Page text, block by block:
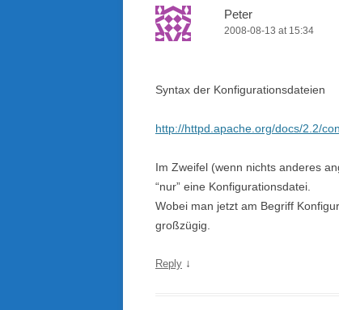
Peter
2008-08-13 at 15:34
Syntax der Konfigurationsdateien
http://httpd.apache.org/docs/2.2/
Im Zweifel (wenn nichts anderes
“nur” eine Konfigurationsdatei.
Wobei man jetzt am Begriff
großzügig.
Reply ↓